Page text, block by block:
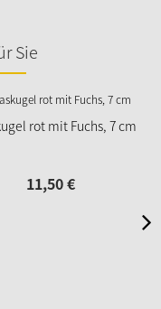
Sie
rot mit Fuchs, 7 cm
11,50€